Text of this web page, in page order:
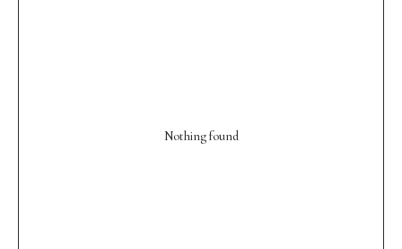
Nothing found